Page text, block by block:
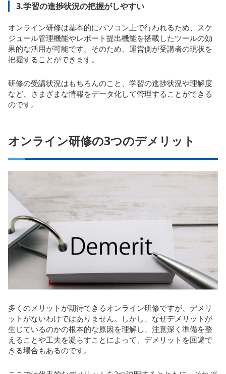
3.学習の進捗状況の把握がしやすい
オンライン研修は基本的にパソコン上で行われるため、スケ
ジュール管理機能やレポート提出機能を搭載したツールの効
果的な活用が可能です。そのため、運営側が受講者の現状を
把握することができます。
研修の受講状況はもちろんのこと、学習の進捗状況や理解度
など、さまざまな情報をデータ化して管理することができる
のです。
オンライン研修の3つのデメリット
多くのメリットが期待できるオンライン研修ですが、デメリ
ットがないわけではありません。しかし、なぜデメリットが
生じているのかの根本的な原因を理解し、注意深く準備を整
えることや工夫を凝らすことによって、デメリットを回避で
きる場合もあるのです。